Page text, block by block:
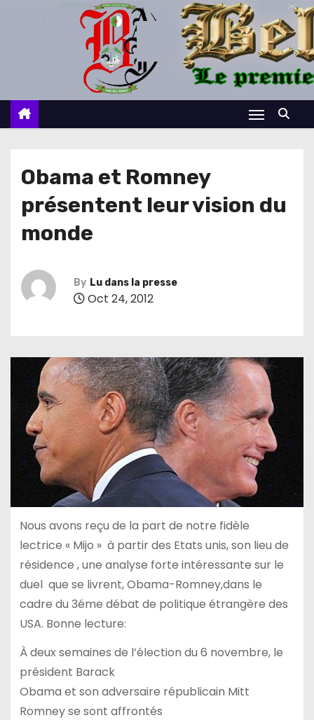
c
Obama et Romney
présentent leur vision du
monde
By Lu dans la presse
Oct 24, 2012
Nous avons reçu de la part de notre fidèle
lectrice « Mijo » à partir des Etats unis, son lieu de
résidence , une analyse forte intéressante sur le
duel que se livrent, Obama-Romney,dans le
cadre du 3éme débat de politique étrangère des
USA. Bonne lecture:
À deux semaines de l’élection du 6 novembre, le
président Barack
Obama et son adversaire républicain Mitt
Romney se sont affrontés